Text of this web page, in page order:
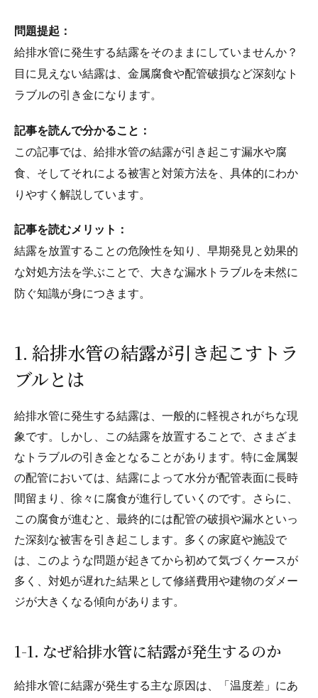
問題提起：
給排水管に発生する結露をそのままにしていませんか？
目に見えない結露は、金属腐食や配管破損など深刻なト
ラブルの引き金になります。
記事を読んで分かること：
この記事では、給排水管の結露が引き起こす漏水や腐
食、そしてそれによる被害と対策方法を、具体的にわか
りやすく解説しています。
記事を読むメリット：
結露を放置することの危険性を知り、早期発見と効果的
な対処方法を学ぶことで、大きな漏水トラブルを未然に
防ぐ知識が身につきます。
1. 給排水管の結露が引き起こすトラ
ブルとは
給排水管に発生する結露は、一般的に軽視されがちな現
象です。しかし、この結露を放置することで、さまざま
なトラブルの引き金となることがあります。特に金属製
の配管においては、結露によって水分が配管表面に長時
間留まり、徐々に腐食が進行していくのです。さらに、
この腐食が進むと、最終的には配管の破損や漏水といっ
た深刻な被害を引き起こします。多くの家庭や施設で
は、このような問題が起きてから初めて気づくケースが
多く、対処が遅れた結果として修繕費用や建物のダメー
ジが大きくなる傾向があります。
1-1. なぜ給排水管に結露が発生するのか
給排水管に結露が発生する主な原因は、「温度差」にあ